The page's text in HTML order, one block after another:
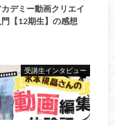
デミー動画クリエイ
【12期生】の感想
受講生インタビュー